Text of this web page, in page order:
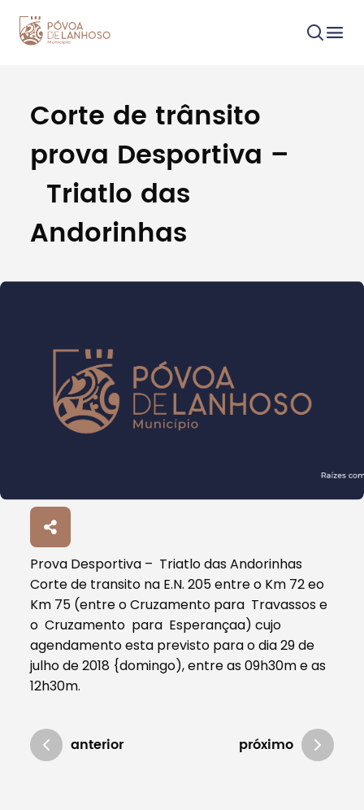
Procurar
Tipo de conteúdo
Filtros
Corte de trânsito
prova Desportiva –
Triatlo das
Andorinhas
Prova Desportiva – Triatlo das Andorinhas
Corte de transito na E.N. 205 entre o Km 72 eo
Km 75 (entre o Cruzamento para Travassos e
o Cruzamento para Esperançaa) cujo
agendamento esta previsto para o dia 29 de
julho de 2018 {domingo), entre as 09h30m e as
12h30m.
anterior próximo